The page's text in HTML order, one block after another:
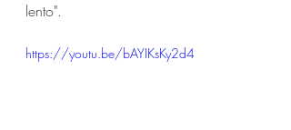
lento".
https://youtu.be/bAYIKsKy2d4